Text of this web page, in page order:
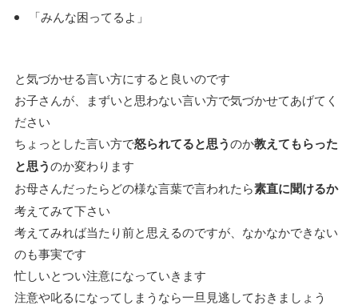
「みんな困ってるよ」
と気づかせる言い方にすると良いのです
お子さんが、まずいと思わない言い方で気づかせてあげてく
ださい
ちょっとした言い方で怒られてると思うのか教えてもらった
と思うのか変わります
お母さんだったらどの様な言葉で言われたら素直に聞けるか
考えてみて下さい
考えてみれば当たり前と思えるのですが、なかなかできない
のも事実です
忙しいとつい注意になっていきます
注意や叱るになってしまうなら一旦見逃しておきましょう